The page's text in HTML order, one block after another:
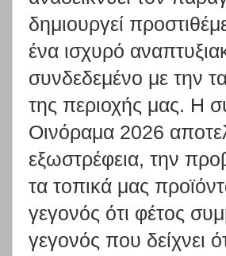
δημιουργεί
ένα ισχυρό
συνδεδεμένο με την
της περιοχής μας. Η
Οινόραμα 2026
εξωστρέφεια, την
τα τοπικά μας
γεγονός ότι φέτος
γεγονός που δείχνει